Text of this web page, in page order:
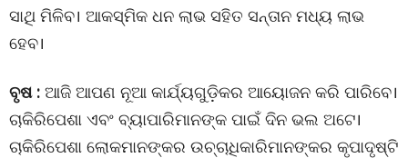
ସାଥି ମିଳିବ। ଆକସ୍ମିକ ଧନ ଲାଭ ସହିତ ସନ୍ତାନ ମଧ୍ୟ ଲାଭ
ହେବ।
ବୃଷ : ଆଜି ଆପଣ ନୂଆ କାର୍ଯ୍ୟଗୁଡ଼ିକର ଆୟୋଜନ କରି ପାରିବେ।
ଚାକିରିପେଶା ଏବଂ ବ୍ୟାପାରିମାନଙ୍କ ପାଇଁ ଦିନ ଭଲ ଅଟେ।
ଚାକିରିପେଶା ଲୋକମାନଙ୍କର ଉଚ୍ଚାଧିକାରିମାନଙ୍କର କୃପାଦୃଷ୍ଟି